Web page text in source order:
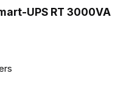
UPS RT 3000VA